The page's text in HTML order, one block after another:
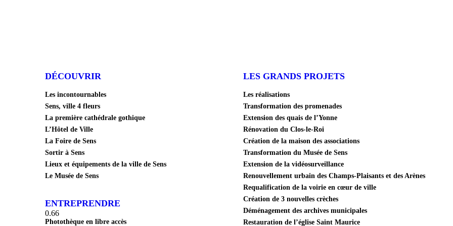
DÉCOUVRIR
Les incontournables
Sens, ville 4 fleurs
La première cathédrale gothique
L’Hôtel de Ville
La Foire de Sens
Sortir à Sens
Lieux et équipements de la ville de Sens
Le Musée de Sens
ENTREPRENDRE
Photothèque en libre accès
LES GRANDS PROJETS
Les réalisations
Transformation des promenades
Extension des quais de l’Yonne
Rénovation du Clos-le-Roi
Création de la maison des associations
Transformation du Musée de Sens
Extension de la vidéosurveillance
Renouvellement urbain des Champs-Plaisants et des Arènes
Requalification de la voirie en cœur de ville
Création de 3 nouvelles crèches
Déménagement des archives municipales
Restauration de l’église Saint Maurice